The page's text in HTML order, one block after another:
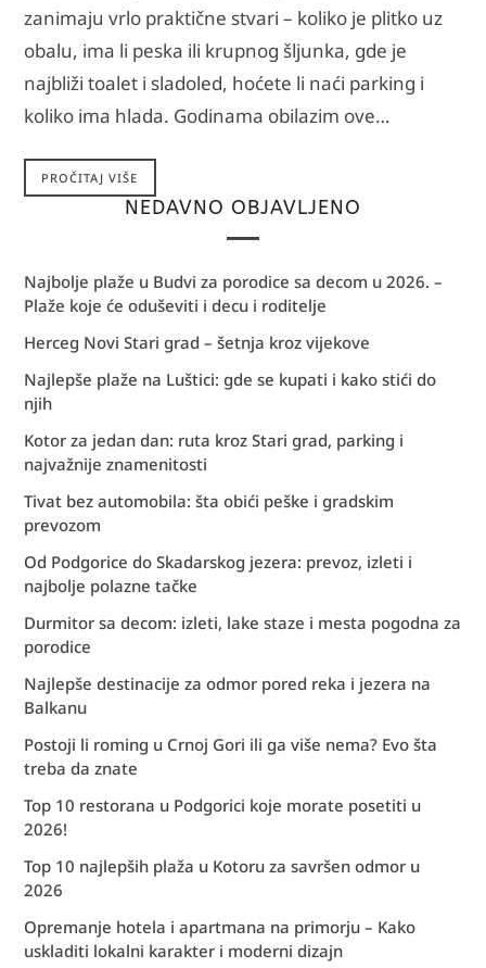
zanimaju vrlo praktične stvari – koliko je plitko uz
obalu, ima li peska ili krupnog šljunka, gde je
najbliži toalet i sladoled, hoćete li naći parking i
koliko ima hlada. Godinama obilazim ove…
PROČITAJ VIŠE
NEDAVNO OBJAVLJENO
Najbolje plaže u Budvi za porodice sa decom u 2026. –
Plaže koje će oduševiti i decu i roditelje
Herceg Novi Stari grad – šetnja kroz vijekove
Najlepše plaže na Luštici: gde se kupati i kako stići do
njih
Kotor za jedan dan: ruta kroz Stari grad, parking i
najvažnije znamenitosti
Tivat bez automobila: šta obići peške i gradskim
prevozom
Od Podgorice do Skadarskog jezera: prevoz, izleti i
najbolje polazne tačke
Durmitor sa decom: izleti, lake staze i mesta pogodna za
porodice
Najlepše destinacije za odmor pored reka i jezera na
Balkanu
Postoji li roming u Crnoj Gori ili ga više nema? Evo šta
treba da znate
Top 10 restorana u Podgorici koje morate posetiti u
2026!
Top 10 najlepših plaža u Kotoru za savršen odmor u
2026
Opremanje hotela i apartmana na primorju – Kako
uskladiti lokalni karakter i moderni dizajn